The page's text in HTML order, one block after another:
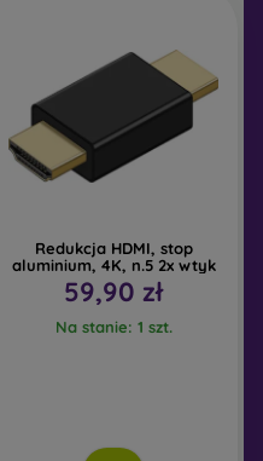
Redukcja HDMI, stop
aluminium, 4K, n.5 2x wtyk
59,90 zł
Na stanie: 1 szt.